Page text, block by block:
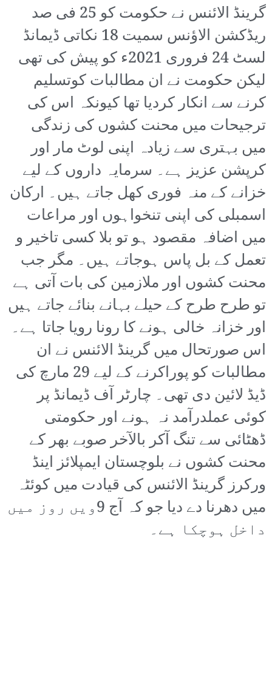
گرینڈ الائنس نے حکومت کو 25 فی صد
ریڈکشن الاؤنس سمیت 18 نکاتی ڈیمانڈ
لسٹ 24 فروری 2021ء کو پیش کی تھی
لیکن حکومت نے ان مطالبات کوتسلیم
کرنے سے انکار کردیا تھا کیونکہ اس کی
ترجیحات میں محنت کشوں کی زندگی
میں بہتری سے زیادہ اپنی لوٹ مار اور
کرپشن عزیز ہے۔ سرمایہ داروں کے لیے
خزانے کے منہ فوری کھل جاتے ہیں۔ ارکان
اسمبلی کی اپنی تنخواہوں اور مراعات
میں اضافہ مقصود ہو تو بلا کسی تاخیر و
تعمل کے بل پاس ہوجاتے ہیں۔ مگر جب
محنت کشوں اور ملازمین کی بات آتی ہے
تو طرح طرح کے حیلے بہانے بنائے جاتے ہیں
اور خزانہ خالی ہونے کا رونا رویا جاتا ہے۔
اس صورتحال میں گرینڈ الائنس نے ان
مطالبات کو پوراکرنے کے لیے 29 مارچ کی
ڈیڈ لائین دی تھی۔ چارٹر آف ڈیمانڈ پر
کوئی عملدرآمد نہ ہونے اور حکومتی
ڈھٹائی سے تنگ آکر بالآخر صوبے بھر کے
محنت کشوں نے بلوچستان ایمپلائز اینڈ
ورکرز گرینڈ الائنس کی قیادت میں کوئٹہ
میں دھرنا دے دیا جو کہ آج 9ویں روز میں
داخل ہوچکا ہے۔